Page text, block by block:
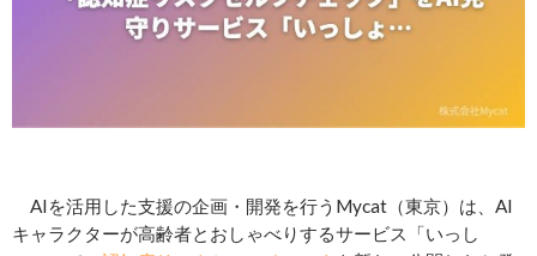
AIを活用した支援の企画・開発を行うMycat（東京）は、AI
キャラクターが高齢者とおしゃべりするサービス「いっし